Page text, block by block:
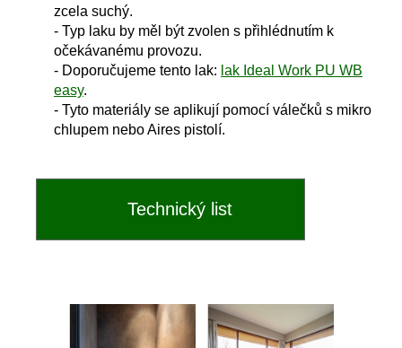
zcela suchý.
- Typ laku by měl být zvolen s přihlédnutím k
očekávanému provozu.
- Doporučujeme tento lak: lak Ideal Work PU WB
easy.
- Tyto materiály se aplikují pomocí válečků s mikro
chlupem nebo Aires pistolí.
Technický list